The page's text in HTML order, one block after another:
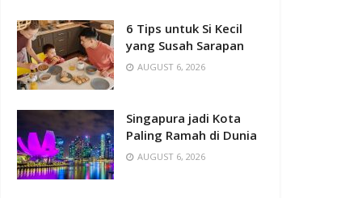
6 Tips untuk Si Kecil
yang Susah Sarapan
AUGUST 6, 2026
Singapura jadi Kota
Paling Ramah di Dunia
AUGUST 6, 2026